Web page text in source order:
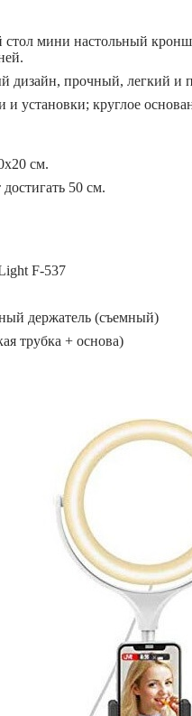
мини настольный
дизайн, прочный, легкий и
установки; круглое
см.
50 см.
F-537
держатель (съемный)
трубка + основа)